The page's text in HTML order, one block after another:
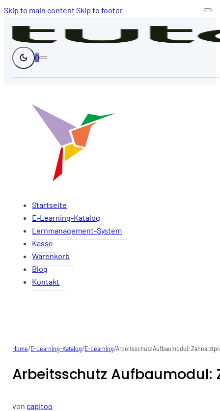
Skip to main content Skip to footer
0
Startseite
E-Learning-Katalog
Lernmanagement-System
Kasse
Warenkorb
Blog
Kontakt
Home/ E-Learning-Katalog/ E-Learning/Arbeitsschutz Aufbaumodul:
Arbeitsschutz
von capitoo